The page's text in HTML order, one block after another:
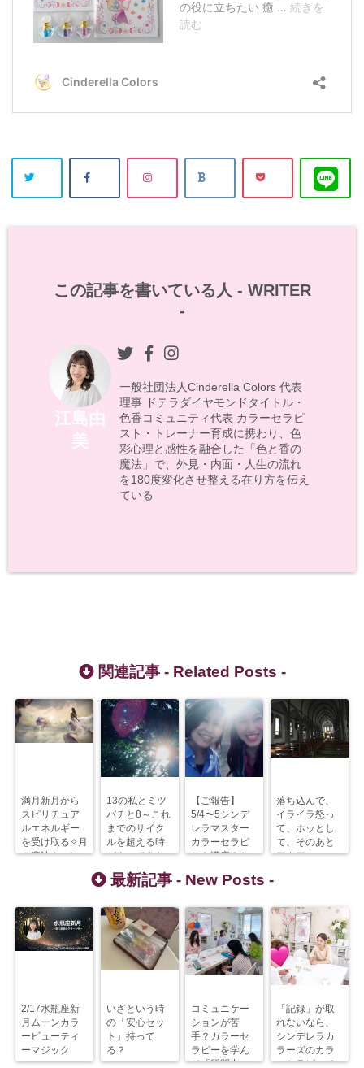
この記事を書いている人 - WRITER
-
江島由
美
一般社団法人Cinderella Colors 代表
理事 ドテラダイヤモンドタイトル・
色香コミュニティ代表 カラーセラピ
スト・トレーナー育成に携わり、色
彩心理と感性を融合した「色と香の
魔法」で、外見・内面・人生の流れ
を180度変化させ整える在り方を伝え
ている
関連記事 - Related Posts -
満月新月から
スピリチュア
ルエネルギー
を受け取る✧月
の魔法ムーン
13の私とミツ
バチと8～これ
までのサイク
ルを超える時
がやってきた
【ご報告】
5/4〜5シンデ
レラマスター
カラーセラピ
スト講座＆シ
ートレーナー
落ち込んで、
イライラ怒っ
て、ホッとし
て、そのあと
ワクワク♪
最新記事 - New Posts -
2/17水瓶座新
月ムーンカラ
ービューティ
ーマジック
いざという時
の「安心セッ
ト」持って
る？
コミュニケー
ションが苦
手？カラーセ
ラピーを学ん
で「質問力」
「記録」が取
れないなら、
シンデレラカ
ラーズのカラ
ーセラピーで